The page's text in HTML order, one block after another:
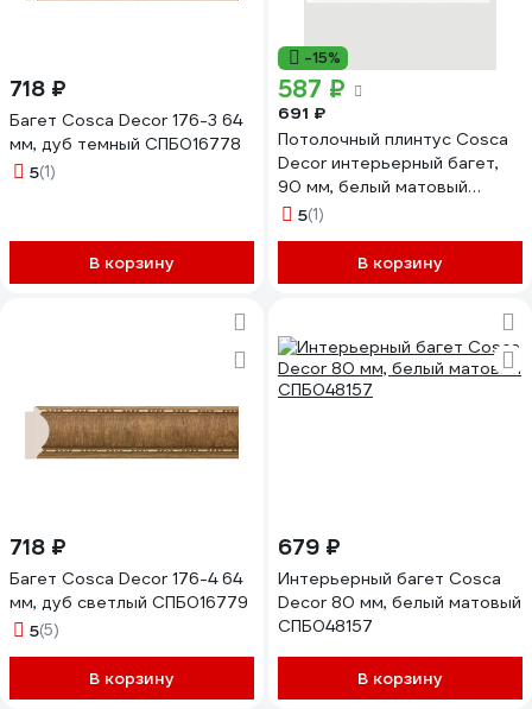
718 ₽
Багет Cosca Decor 176-3 64
мм, дуб темный СПБ016778
5(1)
В корзину
-15%
587 ₽
691 ₽
Потолочный плинтус Cosca
Decor интерьерный багет,
90 мм, белый матовый
СПБ048190
5(1)
В корзину
718 ₽
Багет Cosca Decor 176-4 64
мм, дуб светлый СПБ016779
5(5)
В корзину
679 ₽
Интерьерный багет Cosca
Decor 80 мм, белый матовый
СПБ048157
В корзину